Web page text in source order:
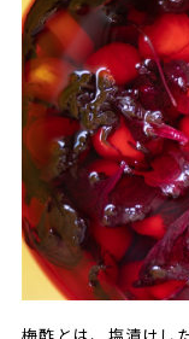
梅酢とは、塩漬けし